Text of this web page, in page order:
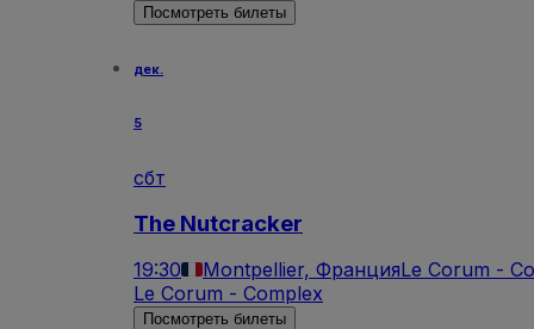
Посмотреть билеты
дек.
5
сбт
The Nutcracker
19:30 Montpellier, ФранцияLe Corum -
Le Corum - Complex
Посмотреть билеты